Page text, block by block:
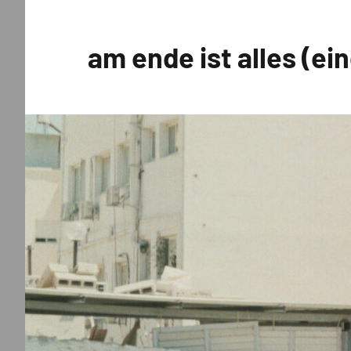
am ende ist alles